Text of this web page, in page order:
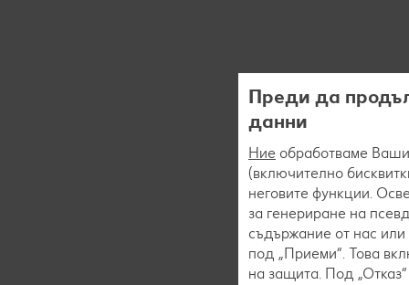
Преди да
данни
Ние обработваме
(включително
неговите функции.
за генериране на
съдържание от нас или
под „Приеми“. Това
на защита. Под